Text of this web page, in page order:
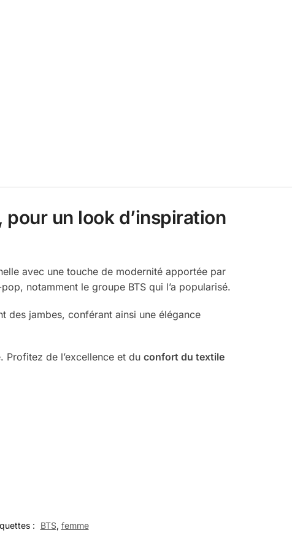
un look d’inspiration
avec une touche de modernité apportée par
notamment le groupe BTS qui l’a popularisé.
des jambes, conférant ainsi une élégance
Profitez de l’excellence et duconfort du textile
: BTS, femme